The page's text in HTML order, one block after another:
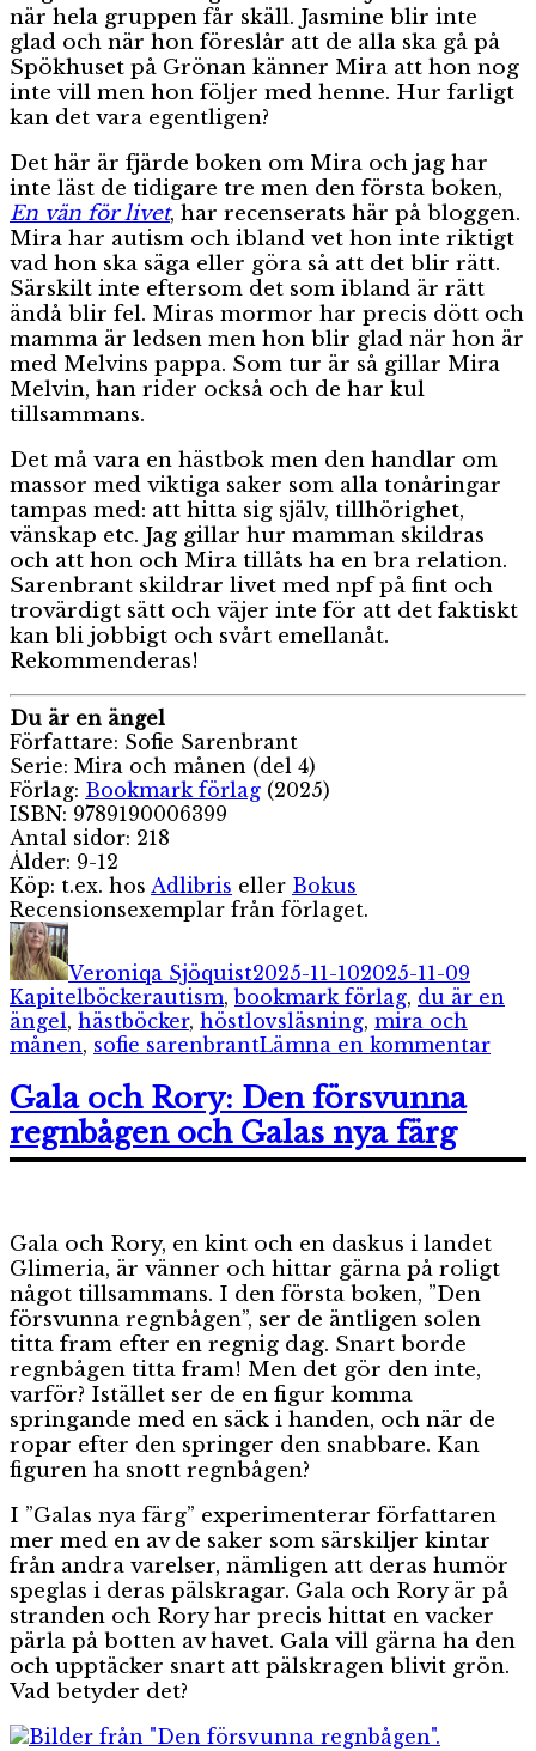
när hela gruppen får skäll. Jasmine blir inte
glad och när hon föreslår att de alla ska gå på
Spökhuset på Grönan känner Mira att hon nog
inte vill men hon följer med henne. Hur farligt
kan det vara egentligen?
Det här är fjärde boken om Mira och jag har
inte läst de tidigare tre men den första boken,
En vän för livet, har recenserats här på bloggen.
Mira har autism och ibland vet hon inte riktigt
vad hon ska säga eller göra så att det blir rätt.
Särskilt inte eftersom det som ibland är rätt
ändå blir fel. Miras mormor har precis dött och
mamma är ledsen men hon blir glad när hon är
med Melvins pappa. Som tur är så gillar Mira
Melvin, han rider också och de har kul
tillsammans.
Det må vara en hästbok men den handlar om
massor med viktiga saker som alla tonåringar
tampas med: att hitta sig själv, tillhörighet,
vänskap etc. Jag gillar hur mamman skildras
och att hon och Mira tillåts ha en bra relation.
Sarenbrant skildrar livet med npf på fint och
trovärdigt sätt och väjer inte för att det faktiskt
kan bli jobbigt och svårt emellanåt.
Rekommenderas!
Du är en ängel
Författare: Sofie Sarenbrant
Serie: Mira och månen (del 4)
Förlag: Bookmark förlag (2025)
ISBN: 9789190006399
Antal sidor: 218
Ålder: 9-12
Köp: t.ex. hos Adlibris eller Bokus
Recensionsexemplar från förlaget.
Författare
Veroniqa Sjöquist2025-11-102025-11-09
KapitelböckerEtiketter
autism,bookmark förlag, du är en
ängel, hästböcker, höstlovsläsning, mira och
månen, sofie sarenbrantLämna en kommentartill
Gala och Rory: Den försvunna
regnbågen och Galas nya färg
Gala och Rory, en kint och en daskus i landet
Glimeria, är vänner och hittar gärna på roligt
något tillsammans. I den första boken, ”Den
försvunna regnbågen”, ser de äntligen solen
titta fram efter en regnig dag. Snart borde
regnbågen titta fram! Men det gör den inte,
varför? Istället ser de en figur komma
springande med en säck i handen, och när de
ropar efter den springer den snabbare. Kan
figuren ha snott regnbågen?
I ”Galas nya färg” experimenterar författaren
mer med en av de saker som särskiljer kintar
från andra varelser, nämligen att deras humör
speglas i deras pälskragar. Gala och Rory är på
stranden och Rory har precis hittat en vacker
pärla på botten av havet. Gala vill gärna ha den
och upptäcker snart att pälskragen blivit grön.
Vad betyder det?